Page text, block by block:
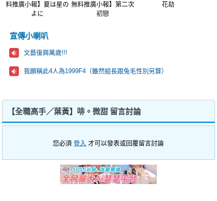
料推廣小報】夏は星の
よに
無料推廣小報】第二次
初戀
花劫
宣傳小喇叭
文藝復興萬歲!!!
我願稱此4人為1999F4（雖然組長跟兔毛性別另算）
【全職高手／葉黃】啡。微甜 留言討論
您必須登入 才可以發表或回覆留言討論